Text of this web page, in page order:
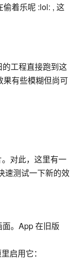
着乐呢 :lol: , 这
工程直接跑到这
果有些模糊但尚可
对此，这里有一
速测试一下新的效
。App 在旧版
启用它：